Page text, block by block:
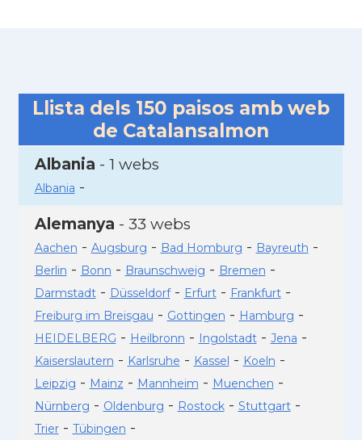
Llista dels 150 paisos amb web
de Catalansalmon
Albania - 1 webs
Albania -
Alemanya - 33 webs
Aachen - Augsburg - Bad Homburg - Bayreuth -
Berlin - Bonn - Braunschweig - Bremen -
Darmstadt- Düsseldorf- Erfurt- Frankfurt-
Freiburg im Breisgau - Gottingen - Hamburg -
HEIDELBERG - Heilbronn - Ingolstadt- Jena -
Kaiserslautern - Karlsruhe - Kassel - Koeln -
Leipzig - Mainz - Mannheim - Muenchen -
Nürnberg - Oldenburg - Rostock- Stuttgart-
Trier- Tübingen -